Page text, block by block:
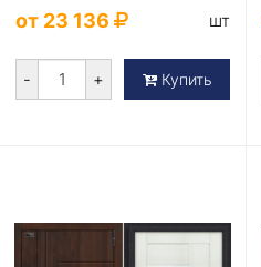
от 23 136 шт
- + Купить